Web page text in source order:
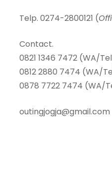
Telp. 0274-2800121 (
Contact.
0821 1346 7472 (WA/
0812 2880 7474 (WA/
0878 7722 7474 (WA/
outingjogja@gmail.com